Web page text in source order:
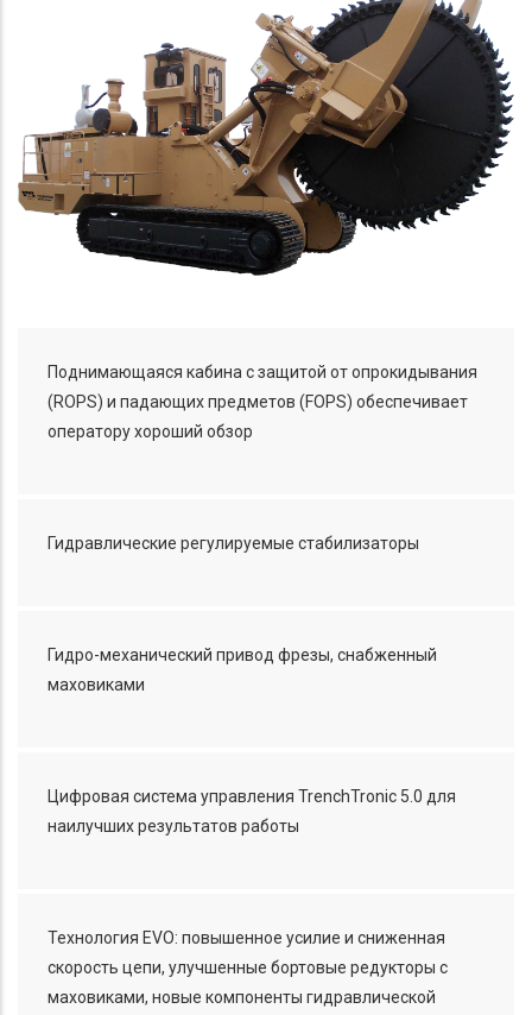
Поднимающаяся кабина с защитой от опрокидывания
(ROPS) и падающих предметов (FOPS) обеспечивает
оператору хороший обзор
Гидравлические регулируемые стабилизаторы
Гидро-механический привод фрезы, снабженный
маховиками
Цифровая система управления TrenchTronic 5.0 для
наилучших результатов работы
Технология EVO: повышенное усилие и сниженная
скорость цепи, улучшенные бортовые редукторы с
маховиками, новые компоненты гидравлической